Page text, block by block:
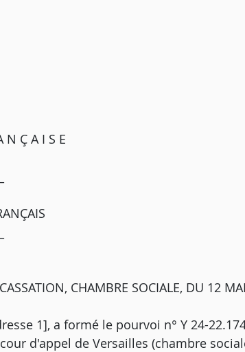
N Ç A I S E
CHAMBRE SOCIALE, DU 12
1], a formé le pourvoi n° Y 24-
d'appel de Versailles (chambre